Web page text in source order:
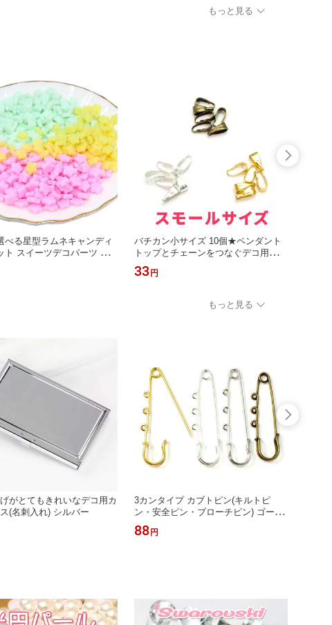
もっと見る
べる星型ラムネキャンディ
ト スイーツデコパーツ プ
ター
バチカン小サイズ 10個★ペンダント
トップとチェーンをつなぐデコ用金具
ゴールド/シルバー/金古美 プチペン
ビーズ パーツ
33 円
もっと見る
がとてもきれいなデコ用カ
(名刺入れ) シルバー
3カンタイプ カブトピン(キルトピ
ン・安全ピン・ブローチピン) ゴール
ド・ホワイトゴールド・シルバー・金
古美カラー★デコパーツ★
88 円